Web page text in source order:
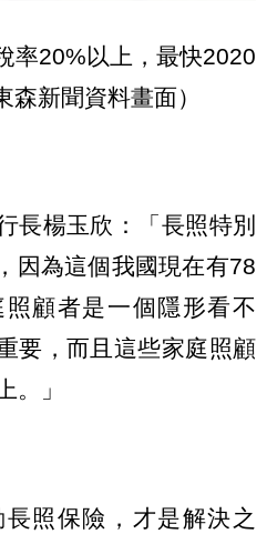
率20%以上，最快2020
新聞資料畫面）
長楊玉欣：「長照特別
因為這個我國現在有78
顧者是一個隱形看不
要，而且這些家庭照顧
。」
照保險，才是解決之